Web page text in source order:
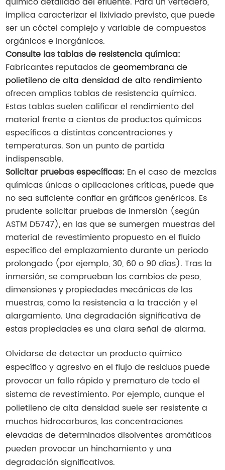
implica caracterizar el lixiviado previsto, que puede
ser un cóctel complejo y variable de compuestos
orgánicos e inorgánicos.
Consulte las tablas de resistencia química:
Fabricantes reputados degeomembrana de
polietileno de alta densidad de alto rendimiento
ofrecen amplias tablas de resistencia química.
Estas tablas suelen calificar el rendimiento del
material frente a cientos de productos químicos
específicos a distintas concentraciones y
temperaturas. Son un punto de partida
indispensable.
Solicitar pruebas específicas: En el caso de mezclas
químicas únicas o aplicaciones críticas, puede que
no sea suficiente confiar en gráficos genéricos. Es
prudente solicitar pruebas de inmersión (según
ASTM D5747), en las que se sumergen muestras del
material de revestimiento propuesto en el fluido
específico del emplazamiento durante un periodo
prolongado (por ejemplo, 30, 60 o 90 días). Tras la
inmersión, se comprueban los cambios de peso,
dimensiones y propiedades mecánicas de las
muestras, como la resistencia a la tracción y el
alargamiento. Una degradación significativa de
estas propiedades es una clara señal de alarma.
Olvidarse de detectar un producto químico
específico y agresivo en el flujo de residuos puede
provocar un fallo rápido y prematuro de todo el
sistema de revestimiento. Por ejemplo, aunque el
polietileno de alta densidad suele ser resistente a
muchos hidrocarburos, las concentraciones
elevadas de determinados disolventes aromáticos
pueden provocar un hinchamiento y una
degradación significativos.